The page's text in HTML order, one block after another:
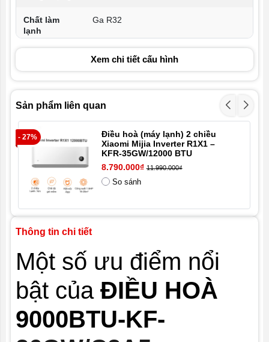
Chất làm
lạnh
Ga R32
520m3/h
Kích thước
cục nóng
773x532x300mm
Kích thước
840x311x200mm
Tổng trọng
lượng cục
Tổng
trọng
nóng
Điện năng
tiêu thu
3.88KW/h
Công suất
lạnh định
900W
Xem chi tiết cấu hình
Sản phẩm liên quan
- 27%
Điều hoà (máy lạnh) 2 chiều
Xiaomi Mijia Inverter R1X1 –
KFR-35GW/12000 BTU
8.790.000₫ 11.990.000₫
So sánh
Thông tin chi tiết
Một số ưu điểm nổi
bật của ĐIỀU HOÀ
9000BTU-KF-